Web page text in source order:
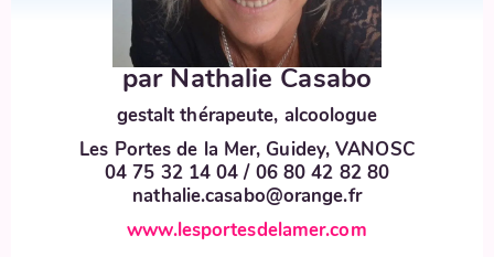
par Nathalie Casabo
gestalt thérapeute, alcoologue
Les Portes de la Mer, Guidey, VANOSC
04 75 32 14 04 / 06 80 42 82 80
nathalie.casabo@orange.fr
www.lesportesdelamer.com